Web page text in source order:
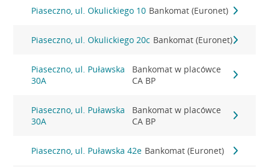
Piaseczno, ul. Okulickiego 10 Bankomat (Euronet)
Piaseczno, ul. Okulickiego 20c Bankomat (Euronet)
Piaseczno, ul. Puławska
30A
Bankomat w placówce
CA BP
Piaseczno, ul. Puławska
30A
Bankomat w placówce
CA BP
Piaseczno, ul. Puławska 42e Bankomat (Euronet)